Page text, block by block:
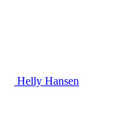
Helly Hansen